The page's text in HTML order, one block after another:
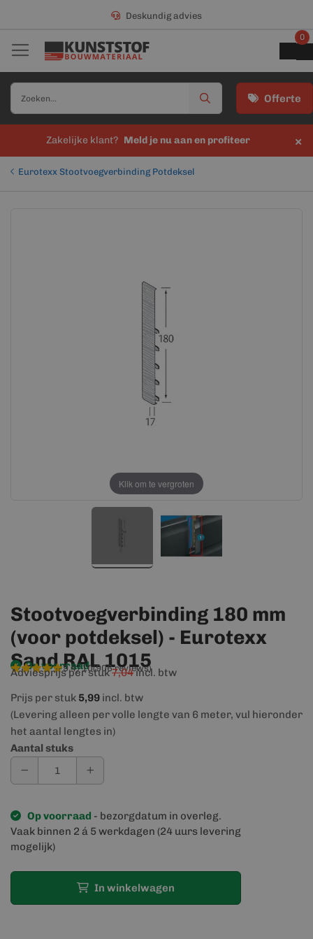
Deskundig advies
Offerte
0
Zakelijke klant? Meld je nu aan en profiteer ×
Eurotexx Stootvoegverbinding Potdeksel
Klik om te vergroten
Stootvoegverbinding 180 mm
(voor potdeksel) - Eurotexx
Sand RAL 1015
Op voorraad
9,4/10(906 reviews)
Adviesprijs per stuk7,04incl. btw
Prijs per stuk 5,99 incl. btw
(Levering alleen per volle lengte van 6 meter, vul hieronder
het aantal lengtes in)
Aantal stuks
Op voorraad - bezorgdatum in overleg.
Vaak binnen 2 á 5 werkdagen (24 uurs levering
mogelijk)
In winkelwagen